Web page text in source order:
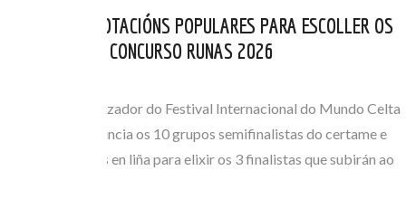
ABERTAS AS VOTACIÓNS POPULARES PARA ESCOLLER OS
FINALISTAS DO CONCURSO RUNAS 2026
O Comité Organizador do Festival Internacional do Mundo Celta
de Ortigueira anuncia os 10 grupos semifinalistas do certame e
abre as votacións en liña para elixir os 3 finalistas que subirán ao